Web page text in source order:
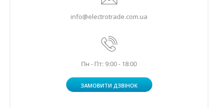
info@electrotrade.com.ua
Пн - Пт: 9:00 - 18:00
ЗАМОВИТИ ДЗВІНОК